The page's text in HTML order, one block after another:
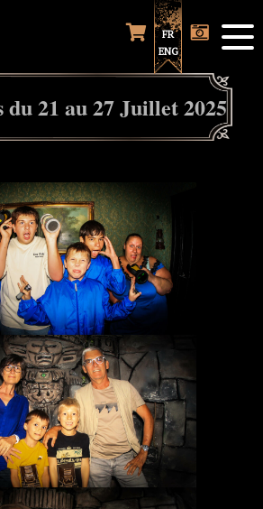
FR
ENG
du 21 au 27 Juillet 2025